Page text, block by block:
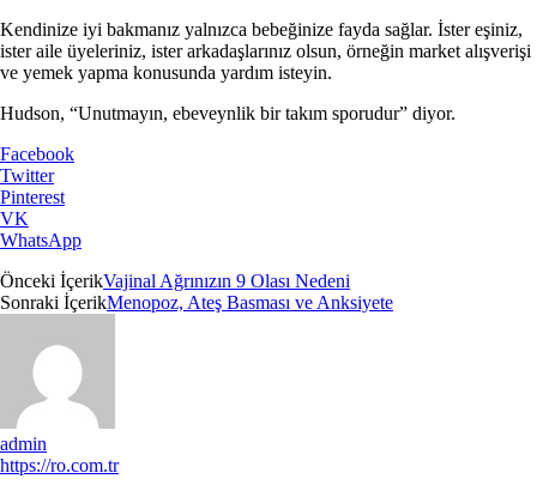
Kendinize iyi bakmanız yalnızca bebeğinize fayda sağlar. İster eşiniz,
ister aile üyeleriniz, ister arkadaşlarınız olsun, örneğin market alışverişi
ve yemek yapma konusunda yardım isteyin.
Hudson, “Unutmayın, ebeveynlik bir takım sporudur” diyor.
Facebook
Twitter
Pinterest
VK
WhatsApp
Önceki İçerikVajinal Ağrınızın 9 Olası Nedeni
Sonraki İçerikMenopoz, Ateş Basması ve Anksiyete
admin
https://ro.com.tr